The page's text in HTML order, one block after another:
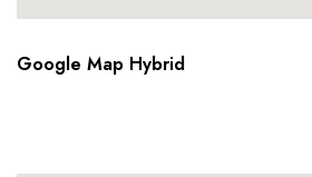
Google Map Hybrid